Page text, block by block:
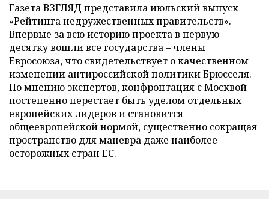
Газета ВЗГЛЯД представила июльский выпуск
«Рейтинга недружественных правительств».
Впервые за всю историю проекта в первую
десятку вошли все государства – члены
Евросоюза, что свидетельствует о качественном
изменении антироссийской политики Брюсселя.
По мнению экспертов, конфронтация с Москвой
постепенно перестает быть уделом отдельных
европейских лидеров и становится
общеевропейской нормой, существенно сокращая
пространство для маневра даже наиболее
осторожных стран ЕС.